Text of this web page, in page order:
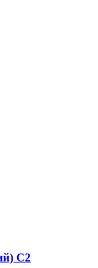
С2